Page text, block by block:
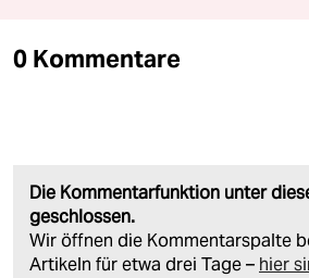
0 Kommentare
Die Kommentarfunktion unter
geschlossen.
Wir öffnen die Kommentarspalte
Artikeln für etwa drei Tage – hier